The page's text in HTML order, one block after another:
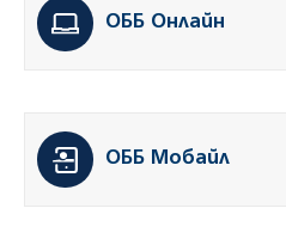
ОББ Онлайн
ОББ Мобайл